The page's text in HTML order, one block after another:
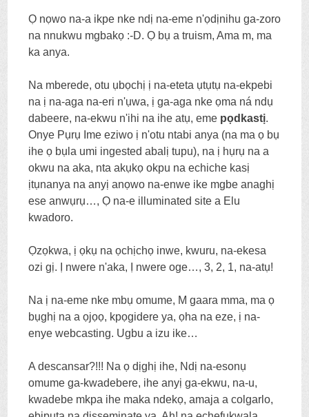
Ọ nọwo na-a ikpe nke ndị na-eme n'ọdịnihu ga-zoro
na nnukwu mgbakọ :-D. Ọ bụ a truism, Ama m, ma
ka anya.
Na mberede, otu ụbọchị ị na-eteta ụtụtụ na-ekpebi
na ị na-aga na-eri n'ụwa, ị ga-aga nke ọma ná ndụ
dabeere, na-ekwu n'ihi na ihe atụ, eme pọdkastị.
Onye Pụrụ Ime eziwo ị n'otu ntabi anya (na ma ọ bụ
ihe ọ bụla umi ingested abalị tupu), na ị hụrụ na a
okwu na aka, nta akụkọ okpu na echiche kasị
ịtụnanya na anyị anọwo na-enwe ike mgbe anaghị
ese anwụrụ…, Ọ na-e illuminated site a Elu
kwadoro.
Ọzọkwa, ị ọkụ na ọchịchọ inwe, kwuru, na-ekesa
ozi gị. Ị nwere n'aka, Ị nwere oge…, 3, 2, 1, na-atụ!
Na ị na-eme nke mbụ omume, M gaara mma, ma ọ
bụghị na a ọjọọ, kpọgidere ya, ọha na eze, ị na-
enye webcasting. Ugbu a izu ike…
A descansar?!!! Na ọ dịghị ihe, Ndị na-esonụ
omume ga-kwadebere, ihe anyị ga-ekwu, na-u,
kwadebe mkpa ihe maka ndekọ, amaja a colgarlo,